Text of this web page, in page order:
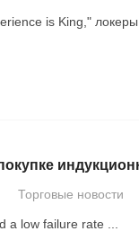
is King ," локеры
Торговые новости
a low failure rate ...